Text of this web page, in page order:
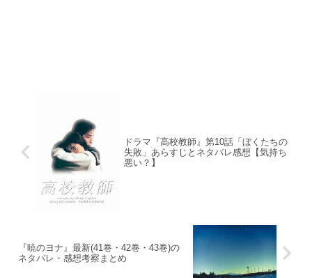
ドラマ『高校教師』第10話「ぼくたちの
失敗」あらすじとネタバレ感想【気持ち
悪い？】
『暁のヨナ』最新(41巻・42巻・43巻)の
ネタバレ・感想考察まとめ